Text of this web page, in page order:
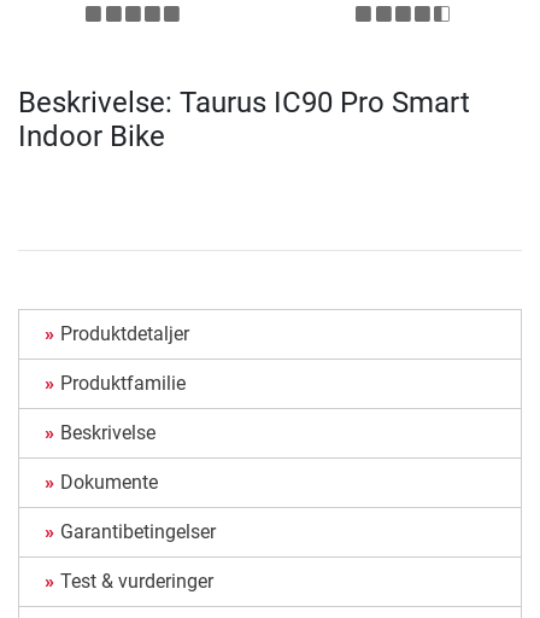
Beskrivelse: Taurus IC90 Pro Smart
Indoor Bike
Produktdetaljer
Produktfamilie
Beskrivelse
Dokumente
Garantibetingelser
Test & vurderinger